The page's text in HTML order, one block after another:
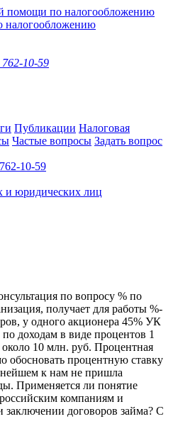
налогообложению
10-59
Публикации Налоговая
Частые вопросы Задать вопрос
10-59
и юридических лиц
по вопросу % по
получает для работы %-
у одного акционера 45% УК
доходам в виде процентов 1
10 млн. руб. Процентная
обосновать процентную ставку
к нам не пришла
Применяется ли понятие
компаниям и
договоров займа? С